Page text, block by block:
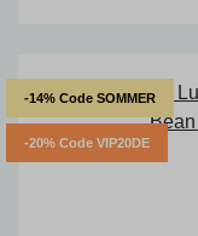
-14% Code SOMMER
-20% Code VIP20DE